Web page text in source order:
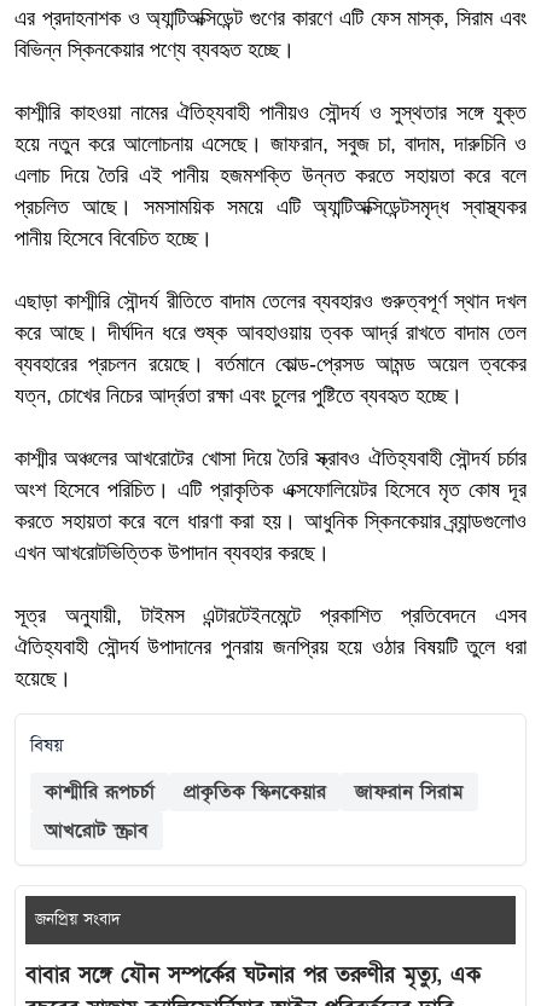
এর প্রদাহনাশক ও অ্যান্টিঅক্সিডেন্ট গুণের কারণে এটি ফেস মাস্ক, সিরাম এবং
বিভিন্ন স্কিনকেয়ার পণ্যে ব্যবহৃত হচ্ছে।
কাশ্মীরি কাহওয়া নামের ঐতিহ্যবাহী পানীয়ও সৌন্দর্য ও সুস্থতার সঙ্গে যুক্ত
হয়ে নতুন করে আলোচনায় এসেছে। জাফরান, সবুজ চা, বাদাম, দারুচিনি ও
এলাচ দিয়ে তৈরি এই পানীয় হজমশক্তি উন্নত করতে সহায়তা করে বলে
প্রচলিত আছে। সমসাময়িক সময়ে এটি অ্যান্টিঅক্সিডেন্টসমৃদ্ধ স্বাস্থ্যকর
পানীয় হিসেবে বিবেচিত হচ্ছে।
এছাড়া কাশ্মীরি সৌন্দর্য রীতিতে বাদাম তেলের ব্যবহারও গুরুত্বপূর্ণ স্থান দখল
করে আছে। দীর্ঘদিন ধরে শুষ্ক আবহাওয়ায় ত্বক আর্দ্র রাখতে বাদাম তেল
ব্যবহারের প্রচলন রয়েছে। বর্তমানে কোল্ড-প্রেসড আমন্ড অয়েল ত্বকের
যত্ন, চোখের নিচের আর্দ্রতা রক্ষা এবং চুলের পুষ্টিতে ব্যবহৃত হচ্ছে।
কাশ্মীর অঞ্চলের আখরোটের খোসা দিয়ে তৈরি স্ক্রাবও ঐতিহ্যবাহী সৌন্দর্য চর্চার
অংশ হিসেবে পরিচিত। এটি প্রাকৃতিক এক্সফোলিয়েটর হিসেবে মৃত কোষ দূর
করতে সহায়তা করে বলে ধারণা করা হয়। আধুনিক স্কিনকেয়ার ব্র্যান্ডগুলোও
এখন আখরোটভিত্তিক উপাদান ব্যবহার করছে।
সূত্র অনুযায়ী, টাইমস এন্টারটেইনমেন্টে প্রকাশিত প্রতিবেদনে এসব
ঐতিহ্যবাহী সৌন্দর্য উপাদানের পুনরায় জনপ্রিয় হয়ে ওঠার বিষয়টি তুলে ধরা
হয়েছে।
বিষয়
কাশ্মীরি রূপচর্চা প্রাকৃতিক স্কিনকেয়ার
জাফরান সিরাম
আখরোট স্ক্রাব
জনপ্রিয় সংবাদ
বাবার সঙ্গে যৌন সম্পর্কের ঘটনার পর তরুণীর মৃত্যু, এক